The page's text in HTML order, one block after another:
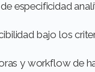
especificidad
bajo los
y workflow de